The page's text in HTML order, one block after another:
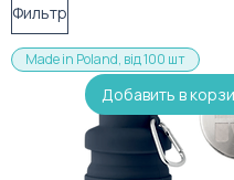
Фильтр
Добавить в
Made in Poland, від 100 шт